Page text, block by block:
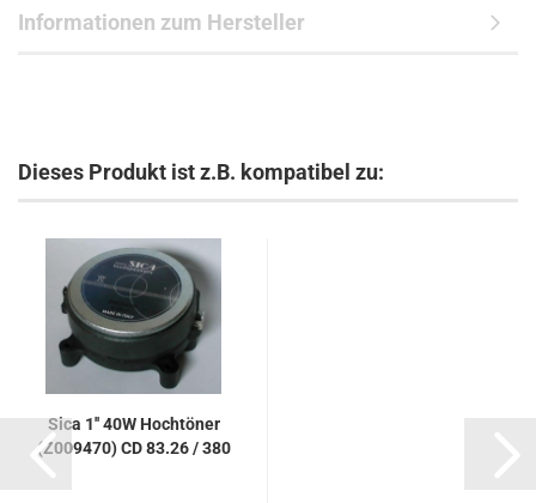
Informationen zum Hersteller
Dieses Produkt ist z.B. kompatibel zu:
Sica 1'' 40W Hochtöner
(Z009470) CD 83.26 / 380